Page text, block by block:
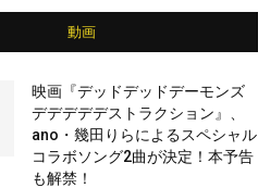
動画
映画『デッドデッドデーモンズ
デデデデデストラクション』、
ano・幾田りらによるスペシャル
コラボソング2曲が決定！本予告
も解禁！